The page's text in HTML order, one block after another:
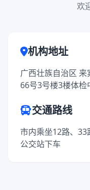
欢
机构地址
广西壮族自治区
66号3号楼3楼体检
交通路线
市内乘坐12路、
公交站下车